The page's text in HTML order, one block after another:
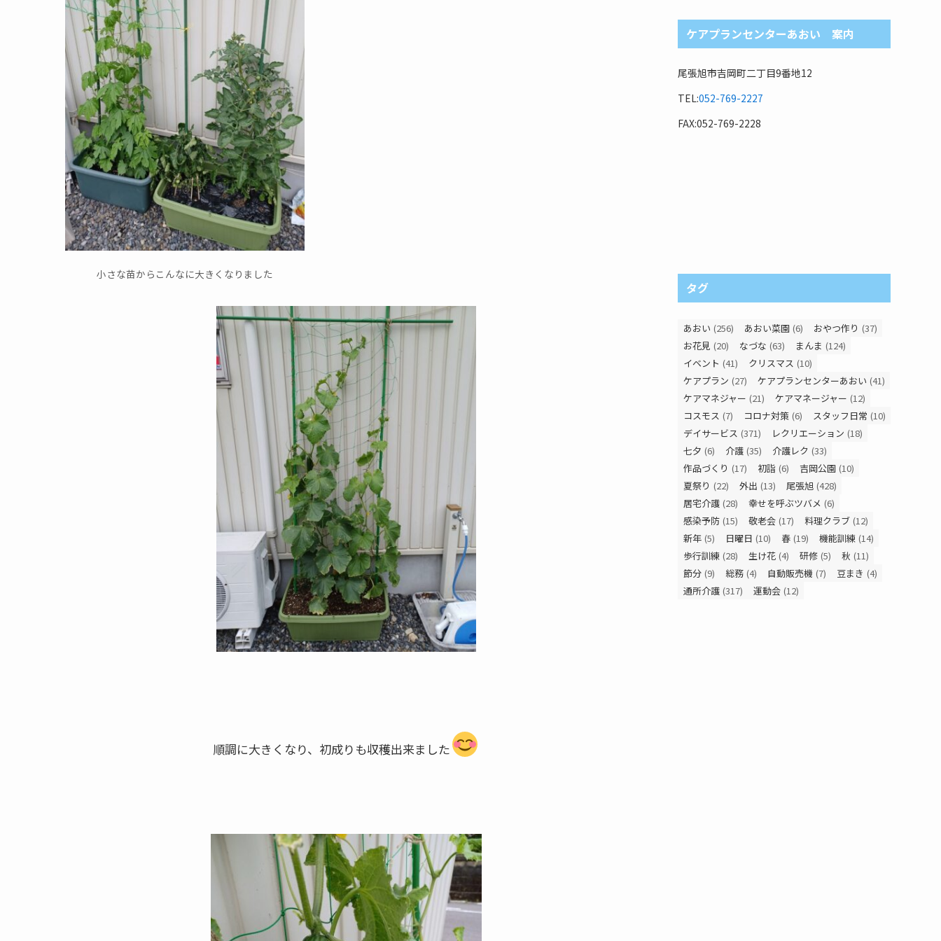
小さな苗からこんなに大きくなりました
順調に大きくなり、初成りも収穫出来ました
ケアプランセンターあおい 案内
尾張旭市吉岡町二丁目9番地12
TEL:052-769-2227
FAX:052-769-2228
タグ
あおい (256) あおい菜園 (6) おやつ作り (37)
お花見 (20) なづな (63) まんま (124)
イベント (41) クリスマス (10)
ケアプラン (27) ケアプランセンターあおい (41)
ケアマネジャー (21) ケアマネージャー (12)
コスモス (7) コロナ対策 (6) スタッフ日常 (10)
デイサービス (371) レクリエーション (18)
七夕 (6) 介護 (35) 介護レク (33)
作品づくり (17) 初詣 (6) 吉岡公園 (10)
夏祭り (22) 外出 (13) 尾張旭 (428)
居宅介護 (28) 幸せを呼ぶツバメ (6)
感染予防 (15) 敬老会 (17) 料理クラブ (12)
新年 (5) 日曜日 (10) 春 (19) 機能訓練 (14)
歩行訓練 (28) 生け花 (4) 研修 (5) 秋 (11)
節分 (9) 総務 (4) 自動販売機 (7) 豆まき (4)
通所介護 (317) 運動会 (12)